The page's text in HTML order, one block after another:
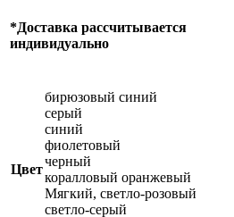
*Доставка рассчитывается
индивидуально
Цвет
бирюзовый синий
серый
синий
фиолетовый
черный
коралловый оранжевый
Мягкий, светло-розовый
светло-серый